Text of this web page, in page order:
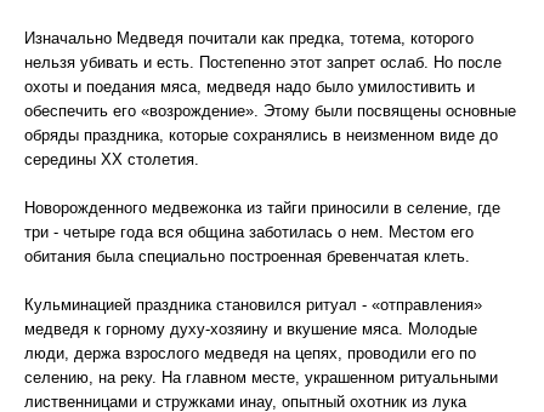
Изначально Медведя почитали как предка, тотема, которого
нельзя убивать и есть. Постепенно этот запрет ослаб. Но после
охоты и поедания мяса, медведя надо было умилостивить и
обеспечить его «возрождение». Этому были посвящены основные
обряды праздника, которые сохранялись в неизменном виде до
середины ХХ столетия.
Новорожденного медвежонка из тайги приносили в селение, где
три - четыре года вся община заботилась о нем. Местом его
обитания была специально построенная бревенчатая клеть.
Кульминацией праздника становился ритуал - «отправления»
медведя к горному духу-хозяину и вкушение мяса. Молодые
люди, держа взрослого медведя на цепях, проводили его по
селению, на реку. На главном месте, украшенном ритуальными
лиственницами и стружками инау, опытный охотник из лука